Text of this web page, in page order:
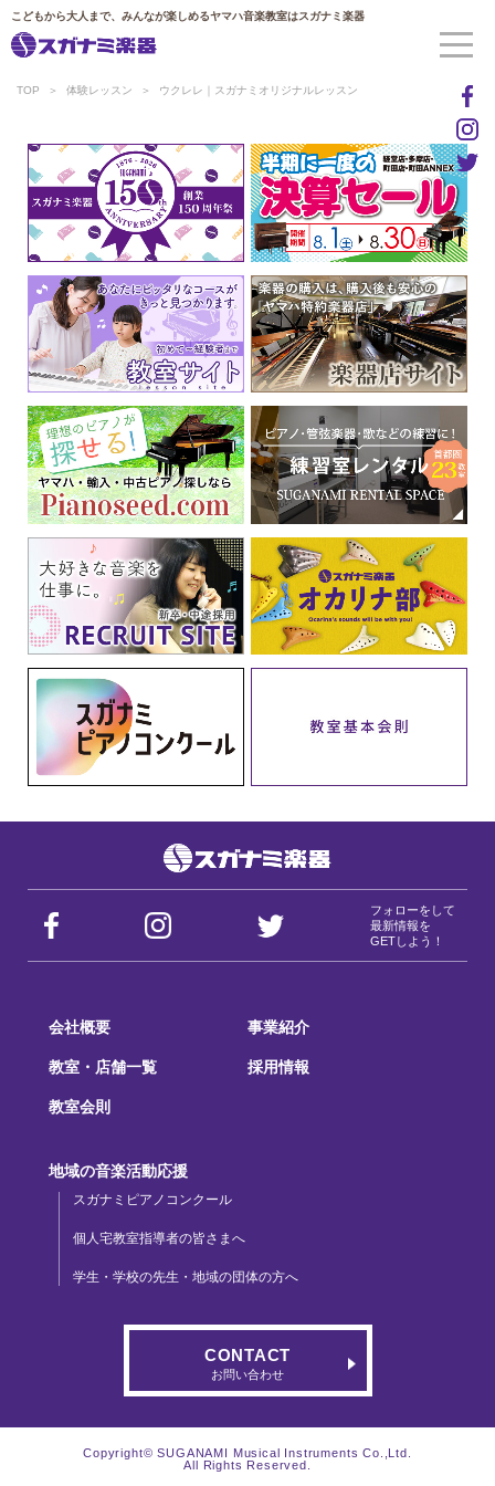
こどもから大人まで、みんなが楽しめるヤマハ音楽教室はスガナミ楽器
TOP 体験レッスン ウクレレ｜スガナミオリジナルレッスン
フォローをして
最新情報を
GETしよう！
会社概要 事業紹介
教室・店舗一覧 採用情報
教室会則
地域の音楽活動応援
スガナミピアノコンクール
個人宅教室指導者の皆さまへ
学生・学校の先生・地域の団体の方へ
CONTACT
お問い合わせ
Copyright© SUGANAMI Musical Instruments Co.,Ltd.
All Rights Reserved.